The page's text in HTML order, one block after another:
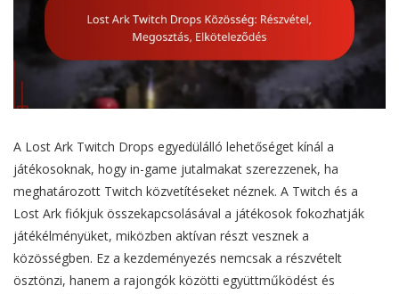
A Lost Ark Twitch Drops egyedülálló lehetőséget kínál a
játékosoknak, hogy in-game jutalmakat szerezzenek, ha
meghatározott Twitch közvetítéseket néznek. A Twitch és a
Lost Ark fiókjuk összekapcsolásával a játékosok fokozhatják
játékélményüket, miközben aktívan részt vesznek a
közösségben. Ez a kezdeményezés nemcsak a részvételt
ösztönzi, hanem a rajongók közötti együttműködést és